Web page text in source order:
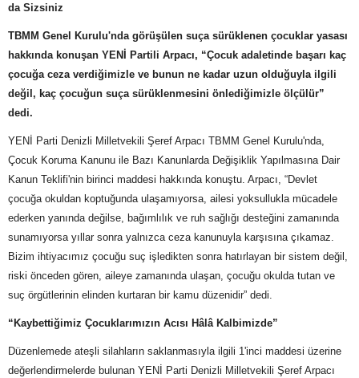
da Sizsiniz
TBMM Genel Kurulu'nda görüşülen suça sürüklenen çocuklar yasası
hakkında konuşan YENİ Partili Arpacı, “Çocuk adaletinde başarı kaç
çocuğa ceza verdiğimizle ve bunun ne kadar uzun olduğuyla ilgili
değil, kaç çocuğun suça sürüklenmesini önlediğimizle ölçülür”
dedi.
YENİ Parti Denizli Milletvekili Şeref Arpacı TBMM Genel Kurulu'nda,
Çocuk Koruma Kanunu ile Bazı Kanunlarda Değişiklik Yapılmasına Dair
Kanun Teklifi'nin birinci maddesi hakkında konuştu. Arpacı, “Devlet
çocuğa okuldan koptuğunda ulaşamıyorsa, ailesi yoksullukla mücadele
ederken yanında değilse, bağımlılık ve ruh sağlığı desteğini zamanında
sunamıyorsa yıllar sonra yalnızca ceza kanunuyla karşısına çıkamaz.
Bizim ihtiyacımız çocuğu suç işledikten sonra hatırlayan bir sistem değil,
riski önceden gören, aileye zamanında ulaşan, çocuğu okulda tutan ve
suç örgütlerinin elinden kurtaran bir kamu düzenidir” dedi.
“Kaybettiğimiz Çocuklarımızın Acısı Hâlâ Kalbimizde”
Düzenlemede ateşli silahların saklanmasıyla ilgili 1'inci maddesi üzerine
değerlendirmelerde bulunan YENİ Parti Denizli Milletvekili Şeref Arpacı